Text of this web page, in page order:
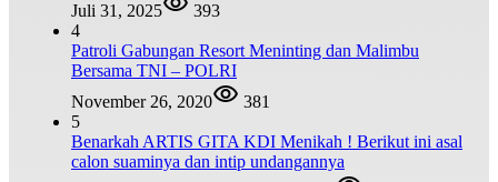
Juli 31, 2025
393
4
Patroli Gabungan Resort Meninting dan Malimbu
Bersama TNI – POLRI
November 26, 2020
381
5
Benarkah ARTIS GITA KDI Menikah ! Berikut ini asal
calon suaminya dan intip undangannya